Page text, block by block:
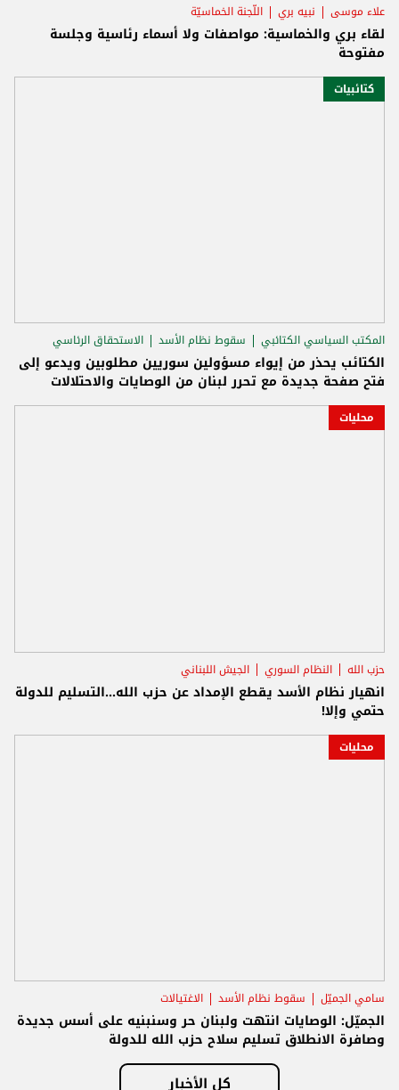
علاء موسى نبيه بري اللّجنة الخماسيّة
لقاء بري والخماسية: مواصفات ولا أسماء رئاسية وجلسة
مفتوحة
كتائبيات
المكتب السياسي الكتائبي سقوط نظام الأسد الاستحقاق الرئاسي
الكتائب يحذر من إيواء مسؤولين سوريين مطلوبين ويدعو إلى
فتح صفحة جديدة مع تحرر لبنان من الوصايات والاحتلالات
محليات
حزب الله النظام السوري الجيش اللبناني
انهيار نظام الأسد يقطع الإمداد عن حزب الله...التسليم للدولة
حتمي وإلا!
محليات
سامي الجميّل سقوط نظام الأسد الاغتيالات
الجميّل: الوصايات انتهت ولبنان حر وسنبنيه على أسس جديدة
وصافرة الانطلاق تسليم سلاح حزب الله للدولة
كل الأخبار